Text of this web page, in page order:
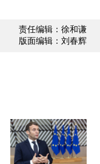
责任编辑：徐和谦
版面编辑：刘春辉